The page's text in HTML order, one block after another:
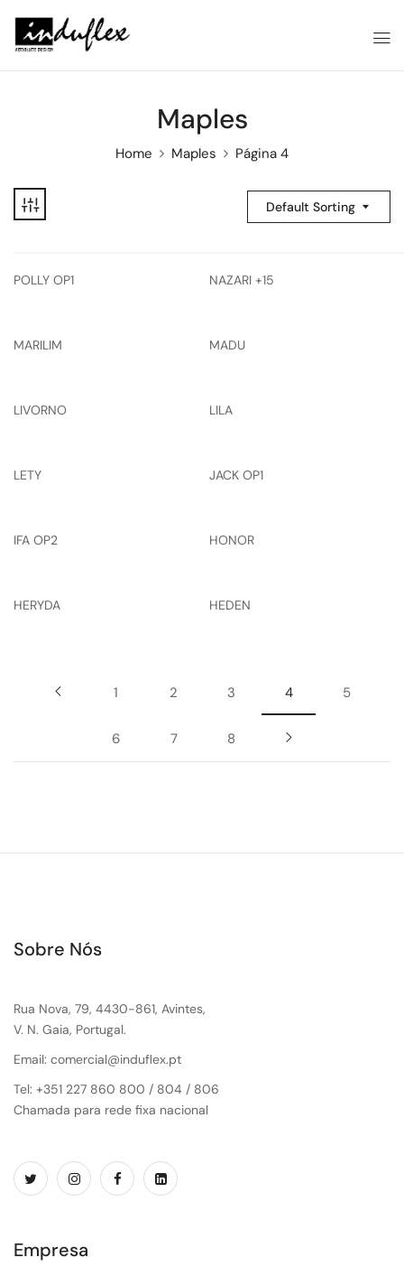
Maples
Home Maples Página 4
Default Sorting
POLLY OP1 NAZARI +15
MARILIM MADU
LIVORNO LILA
LETY JACK OP1
IFA OP2 HONOR
HERYDA HEDEN
1 2 3 4 5
6 7 8
Sobre Nós
Rua Nova, 79, 4430-861, Avintes,
V. N. Gaia, Portugal.
Email: comercial@induflex.pt
Tel: +351 227 860 800 / 804 / 806
Chamada para rede fixa nacional
Empresa